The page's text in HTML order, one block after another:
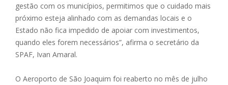
gestão com os municípios, permitimos que o cuidado mais
próximo esteja alinhado com as demandas locais e o
Estado não fica impedido de apoiar com investimentos,
quando eles forem necessários”, afirma o secretário da
SPAF, Ivan Amaral.
O Aeroporto de São Joaquim foi reaberto no mês de julho